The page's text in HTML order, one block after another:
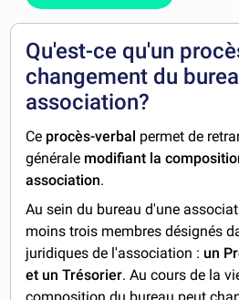
Qu'est-ce qu'un
changement du
association?
Ce procès-verbal permet de
générale modifiant la
association.
Au sein du bureau d'une
moins trois membres désignés
juridiques de l'association : un
et un Trésorier. Au cours de la